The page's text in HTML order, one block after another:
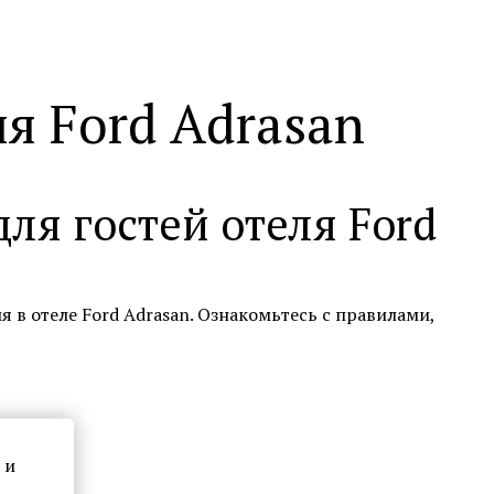
и
Ford Adrasan
гостей отеля Ford
отеле Ford Adrasan. Ознакомьтесь с правилами,